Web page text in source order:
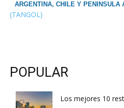
ARGENTINA, CHILE Y PENINSULA
(TANGOL)
POPULAR
Los mejores 10